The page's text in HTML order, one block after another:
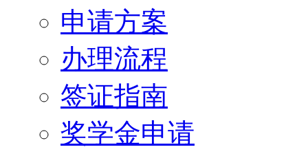
申请方案
办理流程
签证指南
奖学金申请